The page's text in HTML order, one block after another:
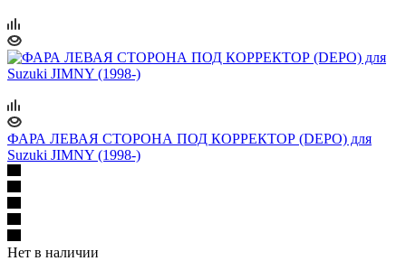
ФАРА ЛЕВАЯ СТОРОНА ПОД КОРРЕКТОР (DEPO) для
Suzuki JIMNY (1998-)
Нет в наличии